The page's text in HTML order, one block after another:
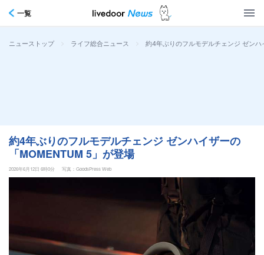
一覧
ニューストップ > ライフ総合ニュース > 約4年ぶりのフルモデルチェンジ ゼン
約4年ぶりのフルモデルチェンジ ゼンハイザーの
「MOMENTUM 5」が登場
2026年6月12日 6時0分 写真：GoodsPress Web